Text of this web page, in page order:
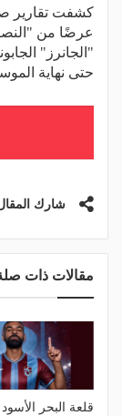
كشفت تقارير
عرضًا من
"الجانرز"
حتى نهاية
شارك
مقالات ذات
قلعة البحر الأسود